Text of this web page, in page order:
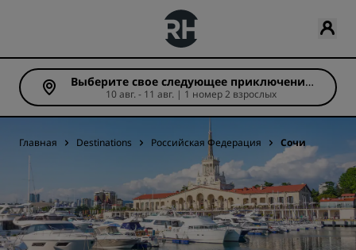
Выберите свое следующее приключение
(Число ночей: 1)10 авг. - 11 авг. | 1 номер 2 взрослых
Главная Destinations Российская Федерация Сочи